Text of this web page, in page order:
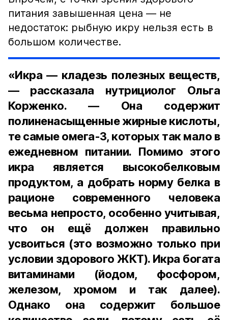
питания завышенная цена — не
недостаток: рыбную икру нельзя есть в
большом количестве.
«Икра — кладезь полезных веществ,
— рассказала нутрициолог Ольга
Корженко. — Она содержит
полиненасыщенные жирные кислоты,
те самые омега-3, которых так мало в
ежедневном питании. Помимо этого
икра является высокобелковым
продуктом, а добрать норму белка в
рационе современного человека
весьма непросто, особенно учитывая,
что он ещё должен правильно
усвоиться (это возможно только при
условии здорового ЖКТ). Икра богата
витаминами (йодом, фосфором,
железом, хромом и так далее).
Однако она содержит большое